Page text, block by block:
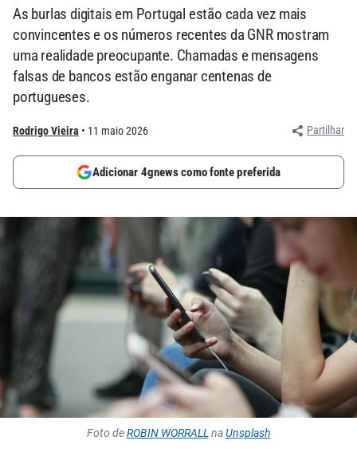
As burlas digitais em Portugal estão cada vez mais
convincentes e os números recentes da GNR mostram
uma realidade preocupante. Chamadas e mensagens
falsas de bancos estão enganar centenas de
portugueses.
Rodrigo Vieira 11 maio 2026 Partilhar
Adicionar 4gnews como fonte preferida
Foto deROBIN WORRALL naUnsplash